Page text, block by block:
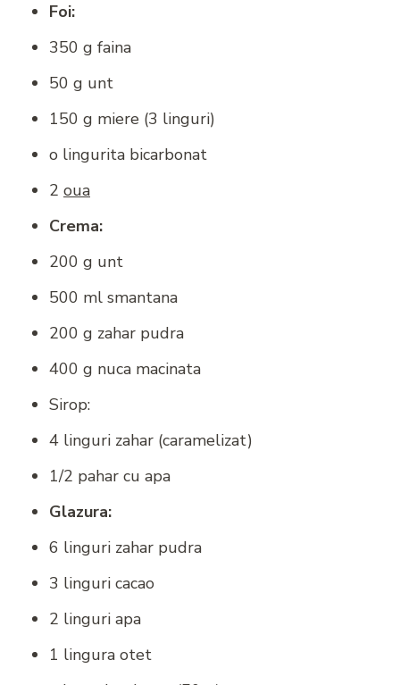
Foi:
350 g faina
50 g unt
150 g miere (3 linguri)
o lingurita bicarbonat
2 oua
Crema:
200 g unt
500 ml smantana
200 g zahar pudra
400 g nuca macinata
Sirop:
4 linguri zahar (caramelizat)
1/2 pahar cu apa
Glazura:
6 linguri zahar pudra
3 linguri cacao
2 linguri apa
1 lingura otet